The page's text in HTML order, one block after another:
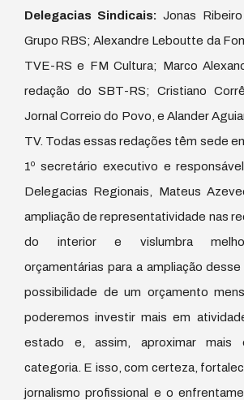
Delegacias Sindicais: Jonas
Grupo RBS; Alexandre Leboutte da
TVE-RS e FM Cultura; Marco
redação do SBT-RS; Cristiano
Jornal Correio do Povo, e Alander
TV. Todas essas redações têm sede
1º secretário executivo e
Delegacias Regionais, Mateus
ampliação de representatividade nas
do interior e vislumbra
orçamentárias para a ampliação desse
possibilidade de um orçamento
poderemos investir mais em
estado e, assim, aproximar mais
categoria. E isso, com certeza,
jornalismo profissional e o